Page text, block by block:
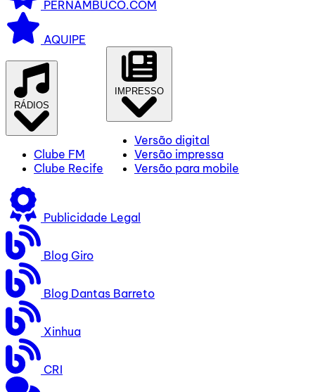
PERNAMBUCO.COM
AQUIPE
RÁDIOS
Clube FM
Clube Recife
IMPRESSO
Versão digital
Versão impressa
Versão para mobile
Publicidade Legal
Blog Giro
Blog Dantas Barreto
Xinhua
CRI